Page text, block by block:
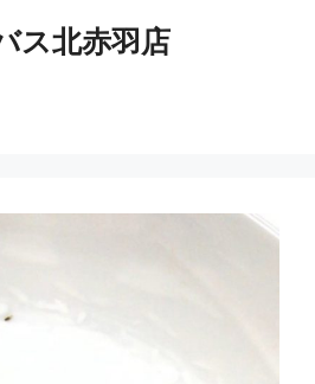
ス北赤羽店